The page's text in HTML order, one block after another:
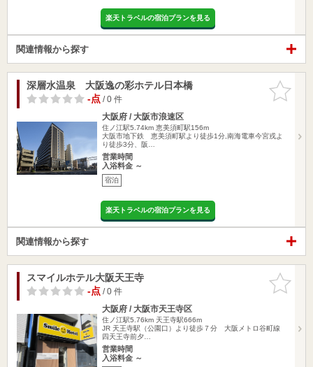
楽天トラベルの宿泊プランを見る
関連情報から探す
お気に入
りに追加
深層水温泉 大阪逸の彩ホテル日本橋
-点/ 0 件
大阪府 / 大阪市浪速区
住ノ江駅5.74km 恵美須町駅156m
大阪市地下鉄 恵美須町駅より徒歩1分,南海電車今宮戎よ
り徒歩3分、阪…
営業時間
入浴料金 ～
宿泊
楽天トラベルの宿泊プランを見る
関連情報から探す
お気に入
りに追加
スマイルホテル大阪天王寺
-点/ 0 件
大阪府 / 大阪市天王寺区
住ノ江駅5.76km 天王寺駅666m
JR 天王寺駅（公園口）より徒歩７分 大阪メトロ谷町線
四天王寺前夕…
営業時間
入浴料金 ～